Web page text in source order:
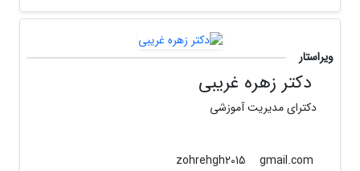
ویراستار
دکتر زهره غریبی
دکترای مدیریت آموزشی
gmail.com